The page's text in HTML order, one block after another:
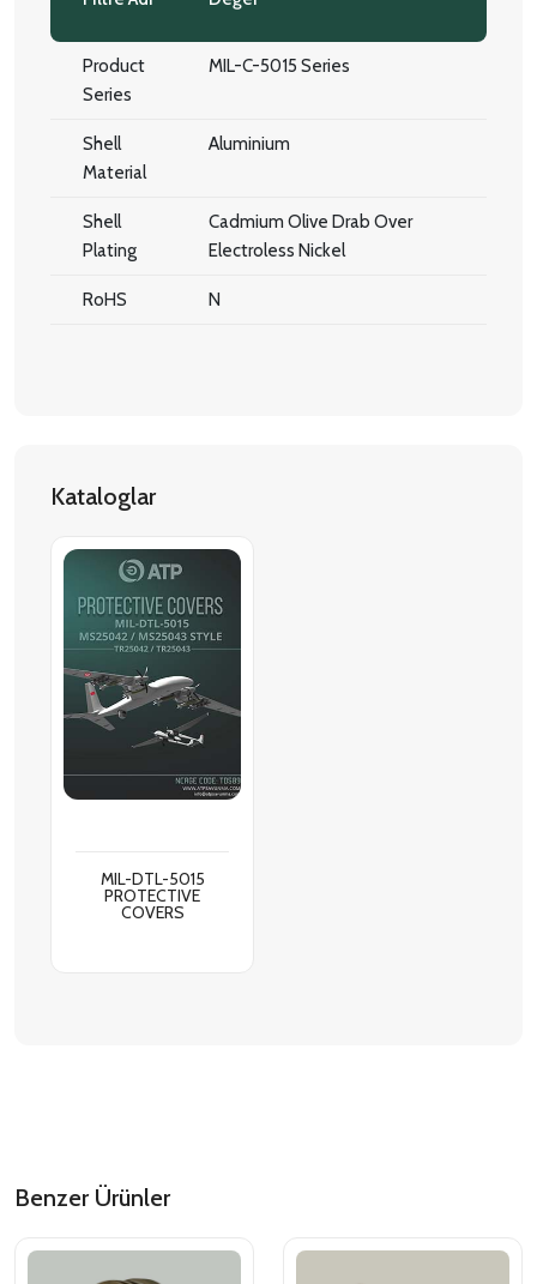
Product
Series
MIL-C-5015 Series
Shell
Material
Aluminium
Shell
Plating
Cadmium Olive Drab Over
Electroless Nickel
RoHS N
Kataloglar
MIL-DTL-5015
PROTECTIVE
COVERS
Benzer Ürünler